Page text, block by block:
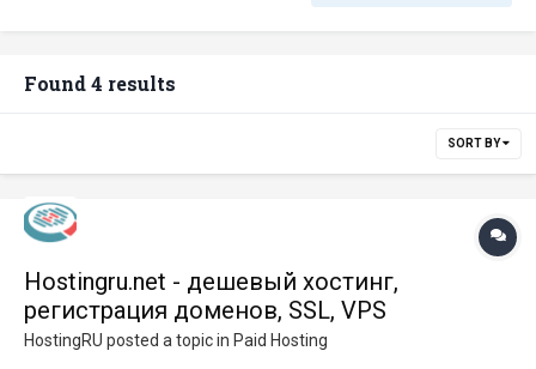
Found 4 results
SORT BY
Hostingru.net - дешевый хостинг,
регистрация доменов, SSL, VPS
HostingRU posted a topic in Paid Hosting